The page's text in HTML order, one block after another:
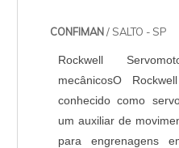
CONFIMAN/ SALTO - SP
Rockwell
mecânicosO
conhecido como
um auxiliar de
para engrenagens